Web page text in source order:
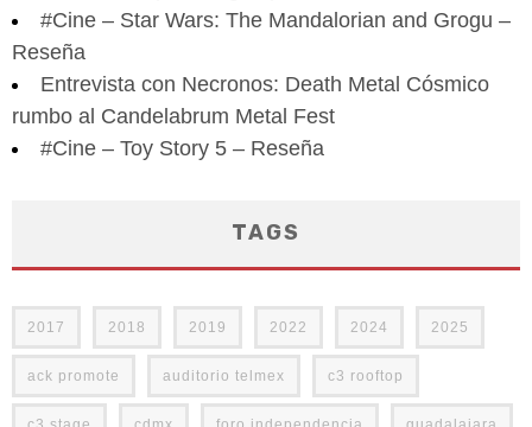
#Cine – Star Wars: The Mandalorian and Grogu –
Reseña
Entrevista con Necronos: Death Metal Cósmico
rumbo al Candelabrum Metal Fest
#Cine – Toy Story 5 – Reseña
TAGS
2017 2018 2019 2022 2024 2025
ack promote auditorio telmex c3 rooftop